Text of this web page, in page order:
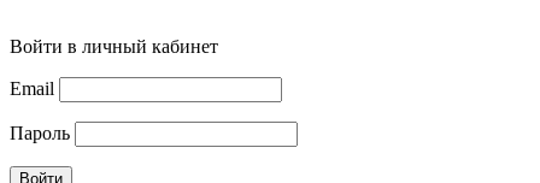
Войти в личный кабинет
Email
Пароль